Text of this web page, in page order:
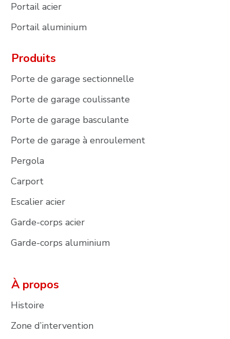
Portail acier
Portail aluminium
Produits
Porte de garage sectionnelle
Porte de garage coulissante
Porte de garage basculante
Porte de garage à enroulement
Pergola
Carport
Escalier acier
Garde-corps acier
Garde-corps aluminium
À propos
Histoire
Zone d’intervention